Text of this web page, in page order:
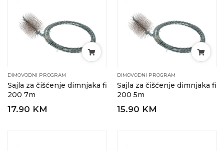
DIMOVODNI PROGRAM
Sajla za čišćenje dimnjaka fi
200 7m
17.90 KM
DIMOVODNI PROGRAM
Sajla za čišćenje dimnjaka fi
200 5m
15.90 KM